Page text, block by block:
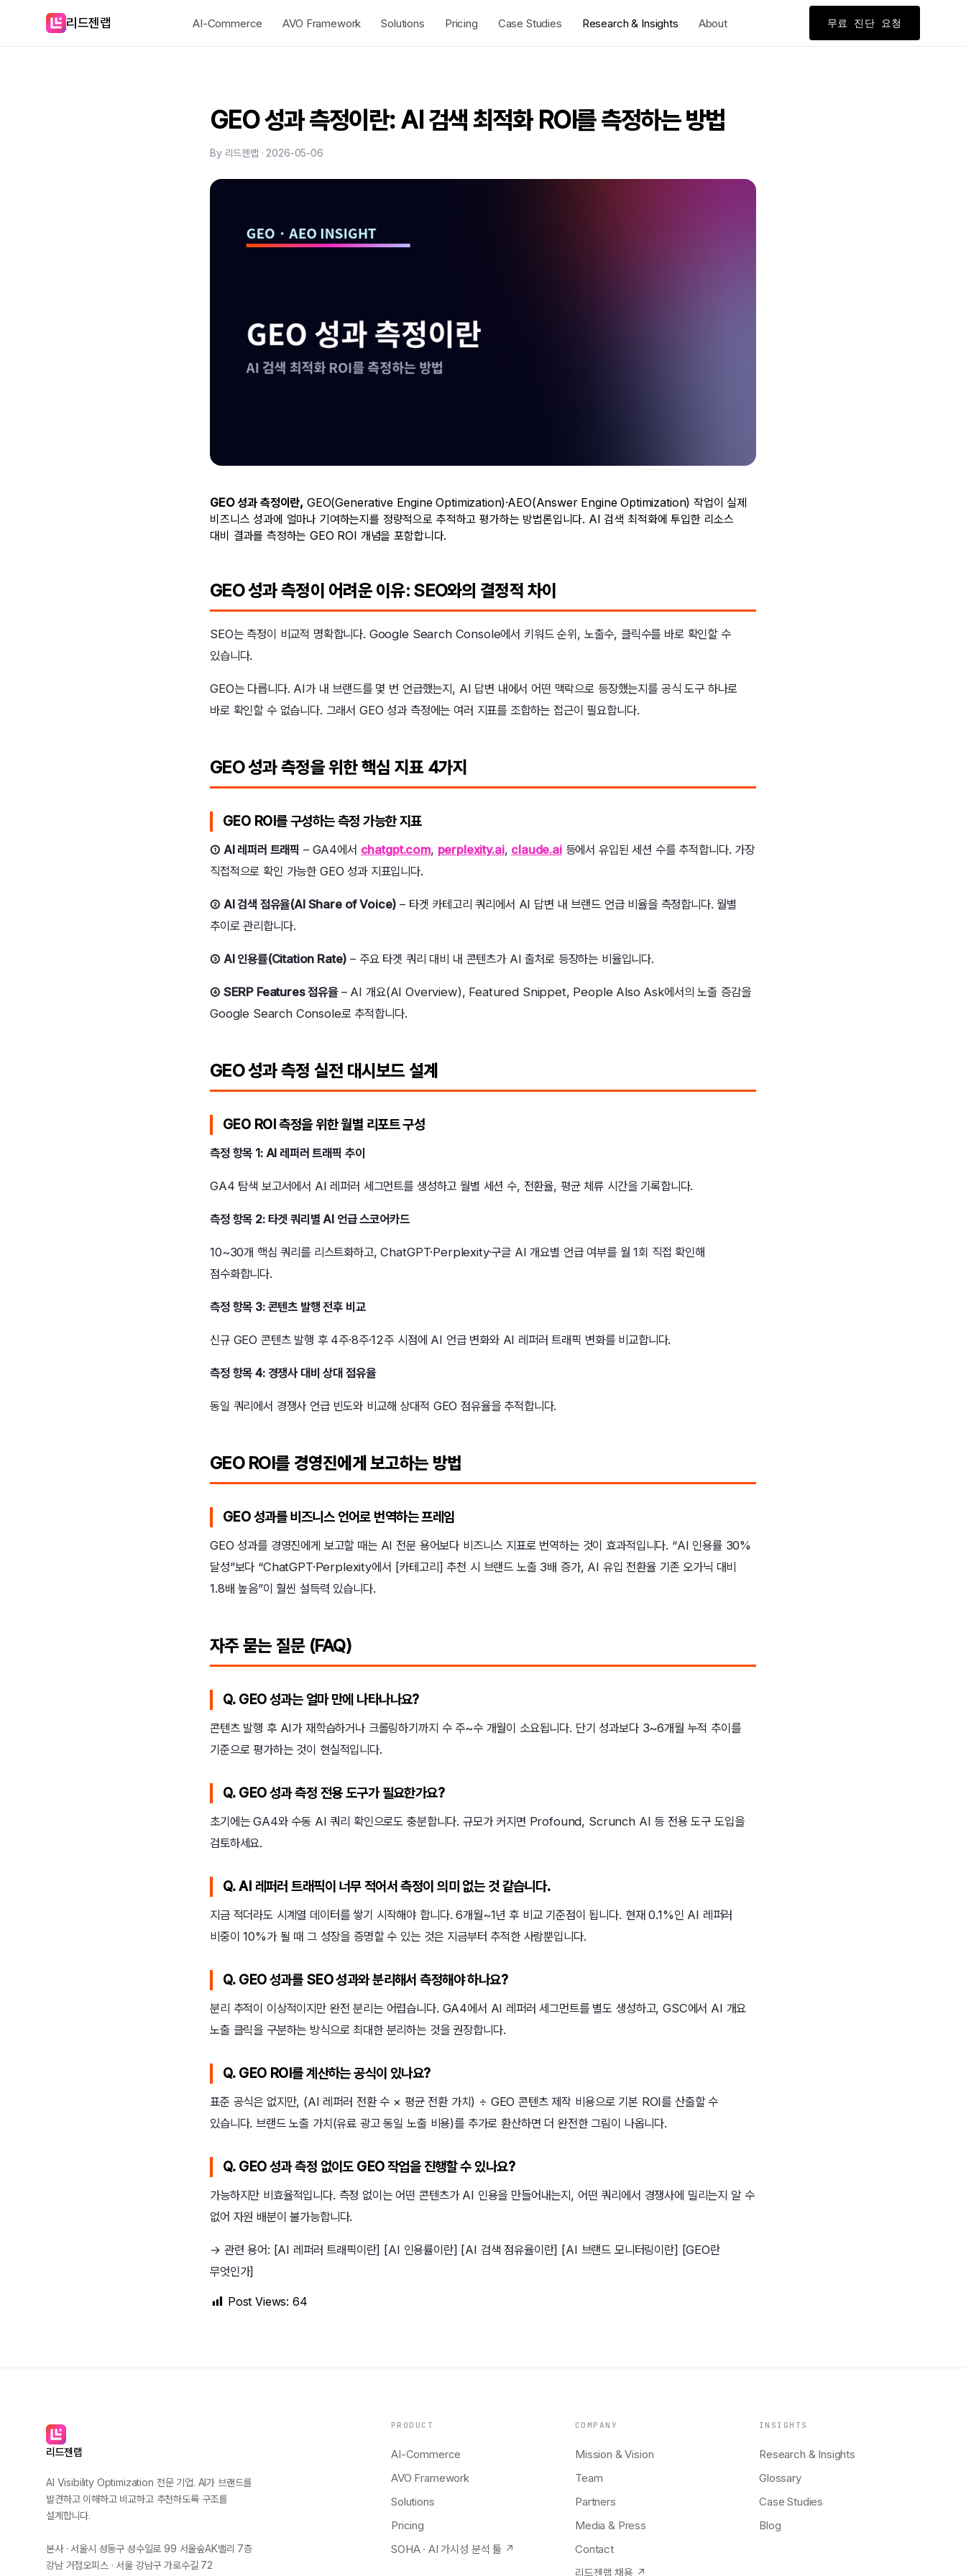
리드젠랩 AI-Commerce AVO Framework Solutions Pricing Case Studies Research & Insights About 무료 진단 요청
GEO 성과 측정이란: AI 검색 최적화 ROI를 측정하는 방법
By 리드젠랩 · 2026-05-06
GEO 성과 측정이란, GEO(Generative Engine Optimization)·AEO(Answer Engine Optimization) 작업이 실제
비즈니스 성과에 얼마나 기여하는지를 정량적으로 추적하고 평가하는 방법론입니다. AI 검색 최적화에 투입한 리소스
대비 결과를 측정하는 GEO ROI 개념을 포함합니다.
GEO 성과 측정이 어려운 이유: SEO와의 결정적 차이
SEO는 측정이 비교적 명확합니다. Google Search Console에서 키워드 순위, 노출수, 클릭수를 바로 확인할 수
있습니다.
GEO는 다릅니다. AI가 내 브랜드를 몇 번 언급했는지, AI 답변 내에서 어떤 맥락으로 등장했는지를 공식 도구 하나로
바로 확인할 수 없습니다. 그래서 GEO 성과 측정에는 여러 지표를 조합하는 접근이 필요합니다.
GEO 성과 측정을 위한 핵심 지표 4가지
GEO ROI를 구성하는 측정 가능한 지표
① AI 레퍼러 트래픽 – GA4에서 chatgpt.com, perplexity.ai, claude.ai등에서 유입된 세션 수를 추적합니다. 가장
직접적으로 확인 가능한 GEO 성과 지표입니다.
② AI 검색 점유율(AI Share of Voice) – 타겟 카테고리 쿼리에서 AI 답변 내 브랜드 언급 비율을 측정합니다. 월별
추이로 관리합니다.
③ AI 인용률(Citation Rate) – 주요 타겟 쿼리 대비 내 콘텐츠가 AI 출처로 등장하는 비율입니다.
④ SERP Features 점유율– AI 개요(AI Overview), Featured Snippet, People Also Ask에서의 노출 증감을
Google Search Console로 추적합니다.
GEO 성과 측정 실전 대시보드 설계
GEO ROI 측정을 위한 월별 리포트 구성
측정 항목 1: AI 레퍼러 트래픽 추이
GA4 탐색 보고서에서 AI 레퍼러 세그먼트를 생성하고 월별 세션 수, 전환율, 평균 체류 시간을 기록합니다.
측정 항목 2: 타겟 쿼리별 AI 언급 스코어카드
10~30개 핵심 쿼리를 리스트화하고, ChatGPT·Perplexity·구글 AI 개요별 언급 여부를 월 1회 직접 확인해
점수화합니다.
측정 항목 3: 콘텐츠 발행 전후 비교
신규 GEO 콘텐츠 발행 후 4주·8주·12주 시점에 AI 언급 변화와 AI 레퍼러 트래픽 변화를 비교합니다.
측정 항목 4: 경쟁사 대비 상대 점유율
동일 쿼리에서 경쟁사 언급 빈도와 비교해 상대적 GEO 점유율을 추적합니다.
GEO ROI를 경영진에게 보고하는 방법
GEO 성과를 비즈니스 언어로 번역하는 프레임
GEO 성과를 경영진에게 보고할 때는 AI 전문 용어보다 비즈니스 지표로 번역하는 것이 효과적입니다. “AI 인용률 30%
달성”보다 “ChatGPT·Perplexity에서 [카테고리] 추천 시 브랜드 노출 3배 증가, AI 유입 전환율 기존 오가닉 대비
1.8배 높음”이 훨씬 설득력 있습니다.
자주 묻는 질문 (FAQ)
Q. GEO 성과는 얼마 만에 나타나나요?
콘텐츠 발행 후 AI가 재학습하거나 크롤링하기까지 수 주~수 개월이 소요됩니다. 단기 성과보다 3~6개월 누적 추이를
기준으로 평가하는 것이 현실적입니다.
Q. GEO 성과 측정 전용 도구가 필요한가요?
초기에는 GA4와 수동 AI 쿼리 확인으로도 충분합니다. 규모가 커지면 Profound, Scrunch AI 등 전용 도구 도입을
검토하세요.
Q. AI 레퍼러 트래픽이 너무 적어서 측정이 의미 없는 것 같습니다.
지금 적더라도 시계열 데이터를 쌓기 시작해야 합니다. 6개월~1년 후 비교 기준점이 됩니다. 현재 0.1%인 AI 레퍼러
비중이 10%가 될 때 그 성장을 증명할 수 있는 것은 지금부터 추적한 사람뿐입니다.
Q. GEO 성과를 SEO 성과와 분리해서 측정해야 하나요?
분리 추적이 이상적이지만 완전 분리는 어렵습니다. GA4에서 AI 레퍼러 세그먼트를 별도 생성하고, GSC에서 AI 개요
노출 클릭을 구분하는 방식으로 최대한 분리하는 것을 권장합니다.
Q. GEO ROI를 계산하는 공식이 있나요?
표준 공식은 없지만, (AI 레퍼러 전환 수 × 평균 전환 가치) ÷ GEO 콘텐츠 제작 비용으로 기본 ROI를 산출할 수
있습니다. 브랜드 노출 가치(유료 광고 동일 노출 비용)를 추가로 환산하면 더 완전한 그림이 나옵니다.
Q. GEO 성과 측정 없이도 GEO 작업을 진행할 수 있나요?
가능하지만 비효율적입니다. 측정 없이는 어떤 콘텐츠가 AI 인용을 만들어내는지, 어떤 쿼리에서 경쟁사에 밀리는지 알 수
없어 자원 배분이 불가능합니다.
→ 관련 용어: [AI 레퍼러 트래픽이란] [AI 인용률이란] [AI 검색 점유율이란] [AI 브랜드 모니터링이란] [GEO란
무엇인가]
Post Views: 64
리드젠랩
AI Visibility Optimization 전문 기업. AI가 브랜드를
발견하고 이해하고 비교하고 추천하도록 구조를
설계합니다.
본사 · 서울시 성동구 성수일로 99 서울숲AK밸리 7층
강남 거점오피스 · 서울 강남구 가로수길 72
PRODUCT
AI-Commerce
AVO Framework
Solutions
Pricing
SOHA · AI 가시성 분석 툴 ↗
COMPANY
Mission & Vision
Team
Partners
Media & Press
Contact
리드젠랩 채용 ↗
INSIGHTS
Research & Insights
Glossary
Case Studies
Blog